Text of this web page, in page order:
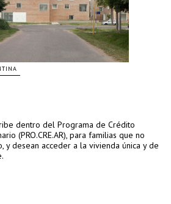
dentro del Programa de Crédito
(PRO.CRE.AR), para familias que no
y desean acceder a la vivienda única y de